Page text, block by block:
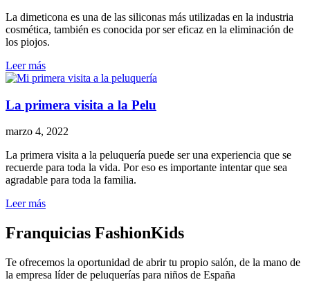
La dimeticona es una de las siliconas más utilizadas en la industria
cosmética, también es conocida por ser eficaz en la eliminación de
los piojos.
Leer más
La primera visita a la Pelu
marzo 4, 2022
La primera visita a la peluquería puede ser una experiencia que se
recuerde para toda la vida. Por eso es importante intentar que sea
agradable para toda la familia.
Leer más
Franquicias FashionKids
Te ofrecemos la oportunidad de abrir tu propio salón, de la mano de
la empresa líder de peluquerías para niños de España